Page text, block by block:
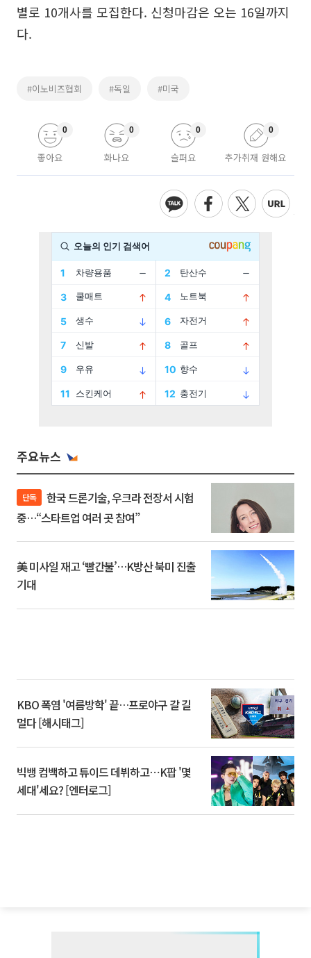
별로 10개사를 모집한다. 신청마감은 오는 16일까지
다.
#이노비즈협회 #독일 #미국
좋아요
0
화나요
0
슬퍼요
0
추가취재 원해요
0
주요뉴스
단독
중…“스타트업 여러 곳 참여”
美 미사일 재고 ‘빨간불’…K방산 북미 진출
기대
KBO 폭염 '여름방학' 끝…프로야구 갈 길
멀다 [해시태그]
빅뱅 컴백하고 튜이드 데뷔하고⋯K팝 '몇
세대'세요? [엔터로그]